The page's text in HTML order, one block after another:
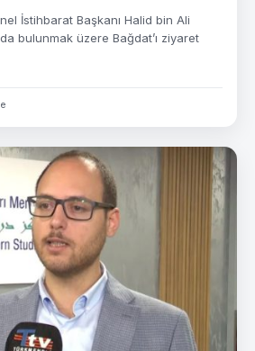
İstihbarat Başkanı Halid bin Ali
bulunmak üzere Bağdat’ı ziyaret